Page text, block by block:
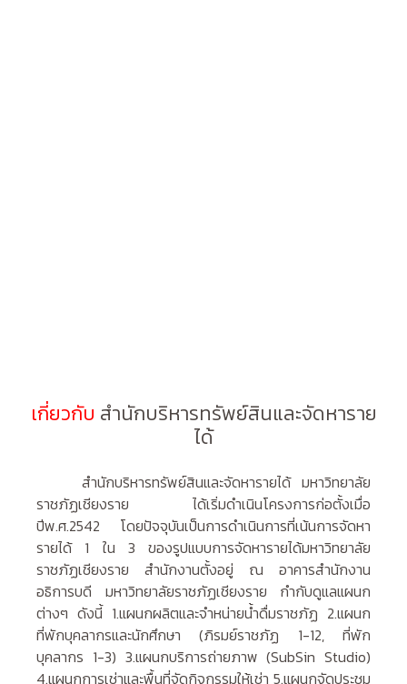
เกี่ยวกับ สำนักบริหารทรัพย์สินและจัดหาราย
ได้
สำนักบริหารทรัพย์สินและจัดหารายได้ มหาวิทยาลัย
ราชภัฏเชียงราย ได้เริ่มดำเนินโครงการก่อตั้งเมื่อ
ปีพ.ศ.2542 โดยปัจจุบันเป็นการดำเนินการที่เน้นการจัดหา
รายได้ 1 ใน 3 ของรูปแบบการจัดหารายได้มหาวิทยาลัย
ราชภัฏเชียงราย สำนักงานตั้งอยู่ ณ อาคารสำนักงาน
อธิการบดี มหาวิทยาลัยราชภัฏเชียงราย กำกับดูแลแผนก
ต่างๆ ดังนี้ 1.แผนกผลิตและจำหน่ายน้ำดื่มราชภัฏ 2.แผนก
ที่พักบุคลากรและนักศึกษา (ภิรมย์ราชภัฏ 1-12, ที่พัก
บุคลากร 1-3) 3.แผนกบริการถ่ายภาพ (SubSin Studio)
4.แผนกการเช่าและพื้นที่จัดกิจกรรมให้เช่า 5.แผนกจัดประชุม